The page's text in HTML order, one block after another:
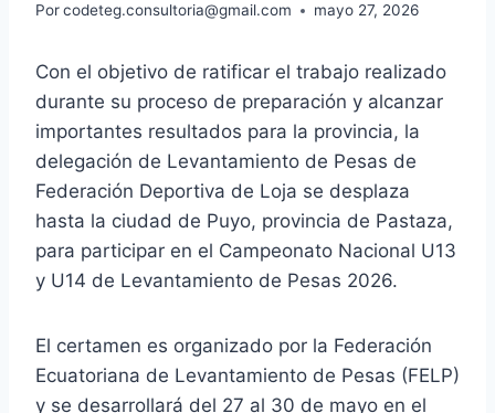
Porcodeteg.consultoria@gmail.com mayo 27, 2026
Con el objetivo de ratificar el trabajo realizado
durante su proceso de preparación y alcanzar
importantes resultados para la provincia, la
delegación de Levantamiento de Pesas de
Federación Deportiva de Loja se desplaza
hasta la ciudad de Puyo, provincia de Pastaza,
para participar en el Campeonato Nacional U13
y U14 de Levantamiento de Pesas 2026.
El certamen es organizado por la Federación
Ecuatoriana de Levantamiento de Pesas (FELP)
y se desarrollará del 27 al 30 de mayo en el